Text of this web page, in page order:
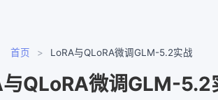
首页 > LoRA与QLoRA微调GLM-5.2实战
QLoRA微调GLM-5.2